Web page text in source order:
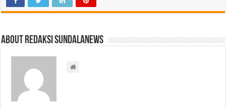
About Redaksi Sundalanews